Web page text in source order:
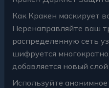
Как Кракен маскирует
Перенаправляйте ваш
распределенную сеть
шифруется
добавляется новый
Используйте анонимное